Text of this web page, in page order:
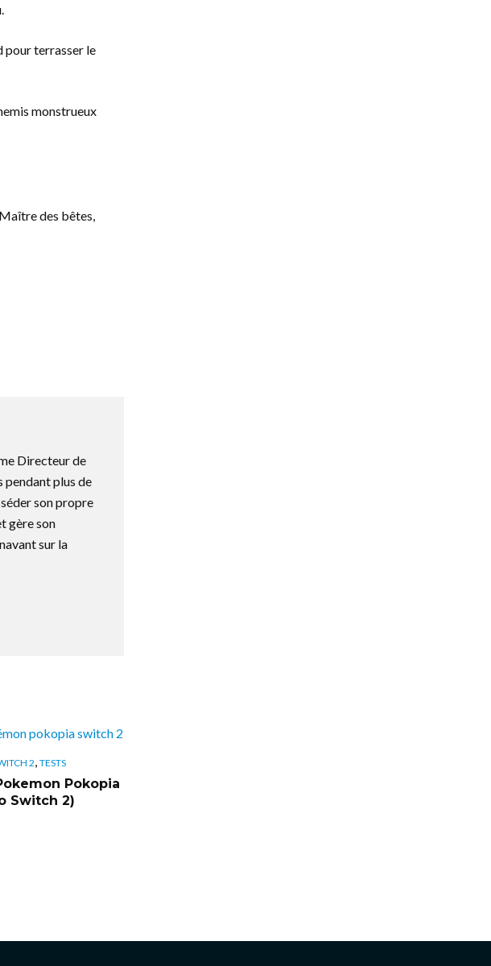
pour terrasser le
monstrueux
des bêtes,
Directeur de
pendant plus de
son propre
gère son
sur la
2, TESTS
Pokopia
Switch 2)